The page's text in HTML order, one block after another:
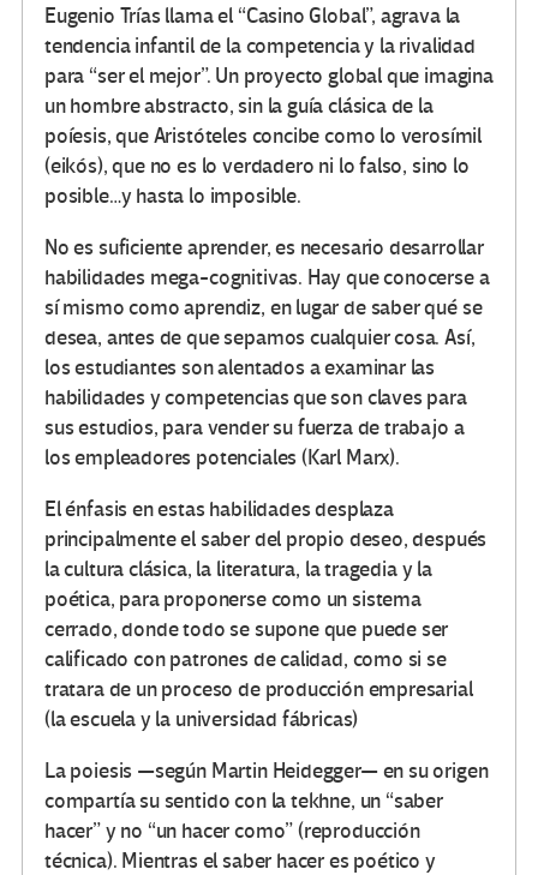
Eugenio Trías llama el “Casino Global”, agrava la
tendencia infantil de la competencia y la rivalidad
para “ser el mejor”. Un proyecto global que imagina
un hombre abstracto, sin la guía clásica de la
poíesis, que Aristóteles concibe como lo verosímil
(eikós), que no es lo verdadero ni lo falso, sino lo
posible…y hasta lo imposible.
No es suficiente aprender, es necesario desarrollar
habilidades mega-cognitivas. Hay que conocerse a
sí mismo como aprendiz, en lugar de saber qué se
desea, antes de que sepamos cualquier cosa. Así,
los estudiantes son alentados a examinar las
habilidades y competencias que son claves para
sus estudios, para vender su fuerza de trabajo a
los empleadores potenciales (Karl Marx).
El énfasis en estas habilidades desplaza
principalmente el saber del propio deseo, después
la cultura clásica, la literatura, la tragedia y la
poética, para proponerse como un sistema
cerrado, donde todo se supone que puede ser
calificado con patrones de calidad, como si se
tratara de un proceso de producción empresarial
(la escuela y la universidad fábricas)
La poiesis —según Martin Heidegger— en su origen
compartía su sentido con la tekhne, un “saber
hacer” y no “un hacer como” (reproducción
técnica). Mientras el saber hacer es poético y